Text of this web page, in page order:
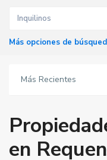
Inquilinos
Más opciones de
Más Recientes
en